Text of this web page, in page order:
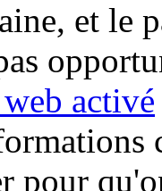
et le
activé
pour